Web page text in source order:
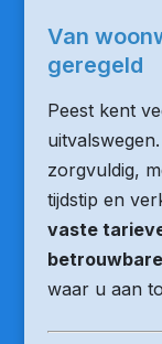
Van
geregeld
Peest kent
zorgvuldig,
tijdstip en
vaste
waar u aan